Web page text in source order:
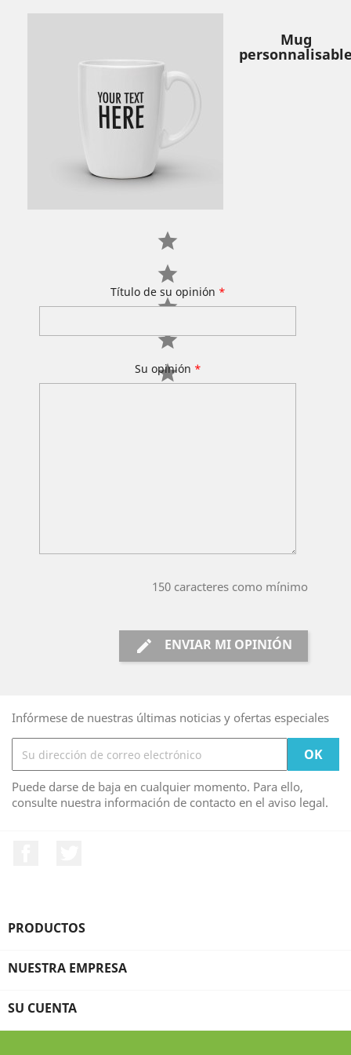
Mug
Título de su opinión *
Su opinión *
150 caracteres como mínimo
 ENVIAR MI OPINIÓN
Infórmese de nuestras últimas noticias y ofertas especiales
Puede darse de baja en cualquier momento. Para ello,
consulte nuestra información de contacto en el aviso legal.
PRODUCTOS
NUESTRA EMPRESA
SU CUENTA